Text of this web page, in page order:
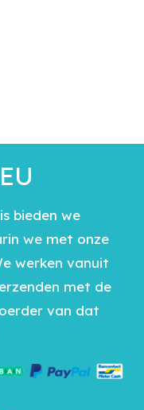
bieden we
we met onze
werken vanuit
met de
van dat